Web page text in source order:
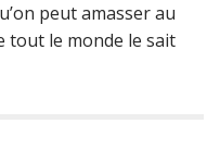
peut amasser au
tout le monde le sait